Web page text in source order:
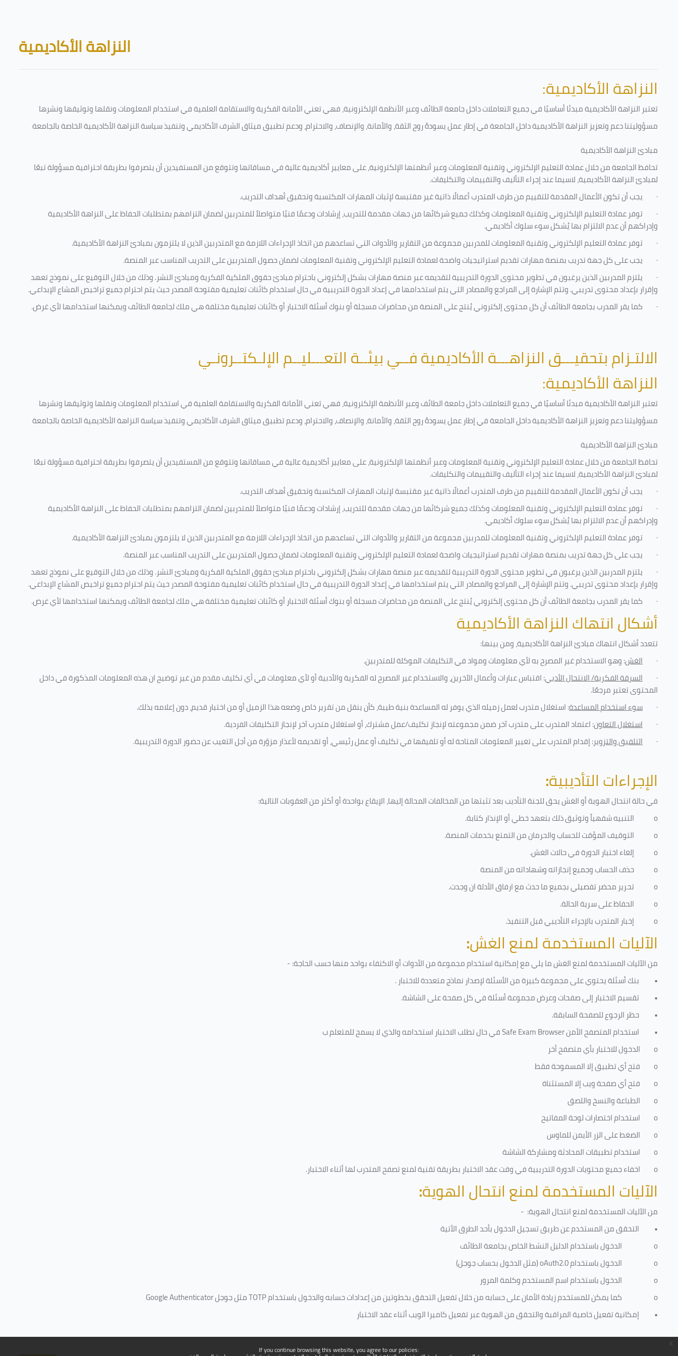
If you continue browsing this website, you agree to our policies:
Blocks
النزاهة الأكاديمية
النزاهة الأكاديمية:
تعتبر النزاهة الأكاديمية مبدئا أساسيًا في جميع التعاملات داخل جامعة الطائف وعبر الأنظمة الإلكترونية، فهي تعني الأمانة الفكرية والاستقامة العلمية في استخدام المعلومات ونقلها وتوثيقها ونشرها
مسؤوليتنا دعم وتعزيز النزاهة الأكاديمية داخل الجامعة في إطار عمل يسودهُ روح الثقة، والأمانة، والإنصاف، والاحترام، ودعم تطبيق ميثاق الشرف الأكاديمي وتنفيذ سياسة النزاهة الأكاديمية الخاصة بالجامعة
مبادئ النزاهة الأكاديمية
تحافظ الجامعة من خلال عمادة التعليم الإلكتروني وتقنية المعلومات وعبر أنظمتها الإلكترونية، على معايير أكاديمية عالية في مساقاتها وتتوقع من المستفيدين أن يتصرفوا بطريقة احترافية مسؤولة تبعًا
لمبادئ النزاهة الأكاديمية، لاسيما عند إجراء التأليف والتقييمات والتكليفات.
· يجب أن تكون الأعمال المقدمة للتقييم من طرف المتدرب أعمالًا ذاتية غير مقتبسة لإثبات المهارات المكتسبة وتحقيق أهداف التدريب.
· توفر عمادة التعليم الإلكتروني وتقنية المعلومات وكذلك جميع شركائها من جهات مقدمة للتدريب، إرشادات ودعمًا فنيًا متواصلاً للمتدربين لضمان التزامهم بمتطلبات الحفاظ على النزاهة الأكاديمية
وإدراكهم أن عدم الالتزام بها يُشكل سوء سلوك أكاديمي.
· توفر عمادة التعليم الإلكتروني وتقنية المعلومات للمدربين مجموعة من التقارير والأدوات التي تساعدهم من اتخاذ الإجراءات اللازمة مع المتدربين الذين لا يلتزمون بمبادئ النزاهة الأكاديمية.
· يجب على كل جهة تدريب بمنصة مهارات تقديم استراتيجيات واضحة لعمادة التعليم الإلكتروني وتقنية المعلومات لضمان حصول المتدربين على التدريب المناسب عبر المنصة.
· يلتزم المدربين الذين يرغبون في تطوير محتوى الدورة التدريبية لتقديمه عبر منصة مهارات بشكل إلكتروني باحترام مبادئ حقوق الملكية الفكرية ومبادئ النشر. وذلك من خلال التوقيع على نموذج تعهد
وإقرار بإعداد محتوى تدريبي. وتتم الإشارة إلى المراجع والمصادر التي يتم استخدامها في إعداد الدورة التدريبية في حال استخدام كائنات تعليمية مفتوحة المصدر حيث يتم احترام جميع تراخيص المشاع الإبداعي.
· كما يقر المدرب بجامعة الطائف أن كل محتوى إلكتروني يُنتج على المنصة من محاضرات مسجلة أو بنوك أسئلة الاختبار أو كائنات تعليمية مختلفة هي ملك لجامعة الطائف ويمكنها استخدامها لأي غرض.
الالتـزام بتحقيـــق النزاهـــة الأكاديمية فــي بيئــة التعـــليــم الإلـكتــرونـي
النزاهة الأكاديمية:
تعتبر النزاهة الأكاديمية مبدئا أساسيًا في جميع التعاملات داخل جامعة الطائف وعبر الأنظمة الإلكترونية، فهي تعني الأمانة الفكرية والاستقامة العلمية في استخدام المعلومات ونقلها وتوثيقها ونشرها
مسؤوليتنا دعم وتعزيز النزاهة الأكاديمية داخل الجامعة في إطار عمل يسودهُ روح الثقة، والأمانة، والإنصاف، والاحترام، ودعم تطبيق ميثاق الشرف الأكاديمي وتنفيذ سياسة النزاهة الأكاديمية الخاصة بالجامعة
مبادئ النزاهة الأكاديمية
تحافظ الجامعة من خلال عمادة التعليم الإلكتروني وتقنية المعلومات وعبر أنظمتها الإلكترونية، على معايير أكاديمية عالية في مساقاتها وتتوقع من المستفيدين أن يتصرفوا بطريقة احترافية مسؤولة تبعًا
لمبادئ النزاهة الأكاديمية، لاسيما عند إجراء التأليف والتقييمات والتكليفات.
· يجب أن تكون الأعمال المقدمة للتقييم من طرف المتدرب أعمالًا ذاتية غير مقتبسة لإثبات المهارات المكتسبة وتحقيق أهداف التدريب.
· توفر عمادة التعليم الإلكتروني وتقنية المعلومات وكذلك جميع شركائها من جهات مقدمة للتدريب، إرشادات ودعمًا فنيًا متواصلاً للمتدربين لضمان التزامهم بمتطلبات الحفاظ على النزاهة الأكاديمية
وإدراكهم أن عدم الالتزام بها يُشكل سوء سلوك أكاديمي.
· توفر عمادة التعليم الإلكتروني وتقنية المعلومات للمدربين مجموعة من التقارير والأدوات التي تساعدهم من اتخاذ الإجراءات اللازمة مع المتدربين الذين لا يلتزمون بمبادئ النزاهة الأكاديمية.
· يجب على كل جهة تدريب بمنصة مهارات تقديم استراتيجيات واضحة لعمادة التعليم الإلكتروني وتقنية المعلومات لضمان حصول المتدربين على التدريب المناسب عبر المنصة.
· يلتزم المدربين الذين يرغبون في تطوير محتوى الدورة التدريبية لتقديمه عبر منصة مهارات بشكل إلكتروني باحترام مبادئ حقوق الملكية الفكرية ومبادئ النشر. وذلك من خلال التوقيع على نموذج تعهد
وإقرار بإعداد محتوى تدريبي. وتتم الإشارة إلى المراجع والمصادر التي يتم استخدامها في إعداد الدورة التدريبية في حال استخدام كائنات تعليمية مفتوحة المصدر حيث يتم احترام جميع تراخيص المشاع الإبداعي.
· كما يقر المدرب بجامعة الطائف أن كل محتوى إلكتروني يُنتج على المنصة من محاضرات مسجلة أو بنوك أسئلة الاختبار أو كائنات تعليمية مختلفة هي ملك لجامعة الطائف ويمكنها استخدامها لأي غرض.
أشكال انتهاك النزاهة الأكاديمية
تتعدد أشكال انتهاك مبادئ النزاهة الأكاديمية، ومن بينها:
· الغش: وهو الاستخدام غير المصرح به لأي معلومات ومواد في التكليفاتالموكلة للمتدربين.
· السرقة الفكرية/ الانتحال الأدبي: اقتباس عبارات وأعمال الآخرين، والاستخدام غير المصرح له الفكرية والأدبية أو لأي معلومات في أي تكليف مقدم من غير توضيح ان هذه المعلومات المذكورة في داخل
المحتوى تعتبر مرجعًا.
· سوء استخدام المساعدة: استغلال متدرب لعمل زميله الذي يوفر له المساعدة بنية طيبة، كأن ينقل من تقرير خاص وضعه هذا الزميل أو من اختبار قديم، دون إعلامه بذلك.
· استغلال التعاون: اعتماد المتدرب على متدرب آخر ضمن مجموعته لإنجاز تكليف/عمل مشترك، أو استغلال متدرب آخر لإنجاز التكليفات الفردية.
· التلفيق والتزوير: إقدام المتدرب على تغيير المعلومات المتاحة له أو تلفيقها في تكليف أو عمل رئيسي، أو تقديمه لأعذار مزوّرة من أجل التغيب عن حضور الدورة التدريبية.
الإجراءات التأديبية:
في حالة انتحال الهوية أو الغش يحق للجنة التأديب بعد تثبتها من المخالفات المحالة إليها، الإيقاع بواحدة أو أكثر من العقوبات التالية:
o
التنبيه شفهياً وتوثيق ذلك بتعهد خطي أو الإنذار كتابة.
o
التوقيف المؤقت للحساب والحرمان من التمتع بخدمات المنصة.
o
إلغاء اختبار الدورة في حالات الغش.
o
حذف الحساب وجميع إنجازاته وشهاداته من المنصة
o
تحرير محضر تفصيلي بجميع ما حدث مع ارفاق الأدلة ان وجدت.
o
الحفاظ على سرية الحالة.
o
إخبار المتدرب بالإجراء التأديبي قبل التنفيذ.
الآليات المستخدمة لمنع الغش:
من الآليات المستخدمة لمنع الغش ما يلي مع إمكانية استخدام مجموعة من الأدوات أو الاكتفاء بواحد منها حسب الحاجة: -
• بنك أسئلة يحتوي على مجموعة كبيرة من الأسئلة لإصدار نماذج متعددة للاختبار.
• تقسيم الاختبار إلى صفحات وعرض مجموعة أسئلة في كل صفحة على الشاشة.
• حظر الرجوع للصفحة السابقة.
• استخدام المتصفح الأمنSafe Exam Browserفي حال تطلب الاختبار استخدامه والذي لا يسمح للمتعلم ب
o
الدخول للاختبار بأي متصفح أخر
o
فتح أي تطبيق إلا المسموحة فقط
o
فتح أي صفحة ويب إلا المستثناة
o
الطباعة والنسخ واللصق
o
استخدام اختصارات لوحة المفاتيح
o
الضغط على الزر الأيمن للماوس
o
استخدام تطبيقات المحادثة ومشاركة الشاشة
o
اخفاء جميع محتويات الدورة التدريبية في وقت عقد الاختبار بطريقة تقنية لمنع تصفح المتدرب لها أثناء الاختبار.
الآليات المستخدمة لمنع انتحال الهوية:
من الآليات المستخدمة لمنعانتحال الهوية: -
• التحقق من المستخدم عن طريق تسجيل الدخول بأحد الطرق الأتية
o
الدخول باستخدام الدليل النشط الخاص بجامعة الطائف
o
الدخول باستخدامoAuth2.0(مثل الدخول بحساب جوجل)
o
الدخول باستخدام اسم المستخدم وكلمة المرور
o
كما يمكن للمستخدم زيادة الأمان على حسابه من خلال تفعيل التحقق بخطوتين من إعدادات حسابه والدخول باستخدامTOTPمثل جوجلGoogle Authenticator
• إمكانية تفعيل خاصية المراقبة والتحقق من الهوية عبر تفعيل كاميرا الويب أثناء عقد الاختبار